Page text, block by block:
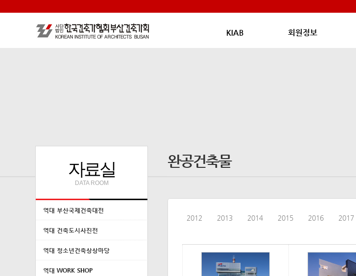
KIAB 회원정보
자료실
DATA ROOM
역대 부산국제건축대전
역대 건축도시사진전
역대 청소년건축상상마당
역대 WORK SHOP
완공건축물
2012 2013 2014 2015 2016 2017